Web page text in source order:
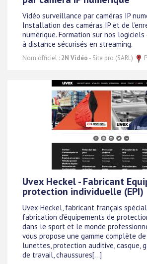
Vidéo surveillance par caméras IP
Installation des caméras IP et de
numérique. Formation sur nos
à distance sécurisés en streaming.
Nom officiel : 2N Vidéo - Site pro (SARL)
Uvex Heckel - Fabricant
protection individuelle (EPI)
Uvex Heckel, fabricant français
fabrication d'équipements de
dans le sport et le monde
vous propose une gamme complète
lunettes, protection auditive, casque,
de travail, chaussures[...]